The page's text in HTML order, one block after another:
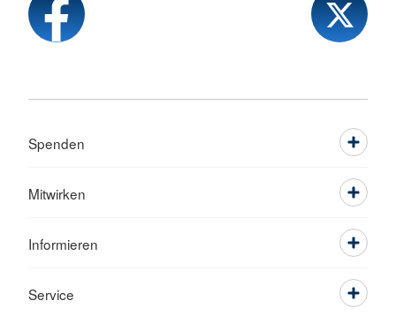
Spenden
Mitwirken
Informieren
Service